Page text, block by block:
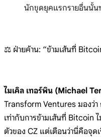
นักขุดยุคแรกรายอื่นนั้น
⚖️ ฝ่ายค้าน: “ข้ามเส้นที่
ไมเคิล เทอร์พิน (Michael
Transform Ventures มองว่
เท่ากับการข้ามเส้นที่ Bitcoin
ตัวของ CZ แต่เตือนว่านี่คือจุด